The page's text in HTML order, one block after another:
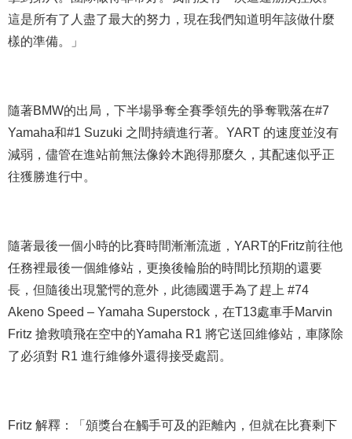
這是所有了人盡了最大的努力，現在我們知道明年該做什麼
樣的準備。」
隨著BMW的出局，下半場爭奪全賽季領先的爭奪戰落在#7
Yamaha和#1 Suzuki 之間持續進行著。YART 的速度並沒有
減弱，儘管在進站前無法像鈴木跑得那麼久，其配速似乎正
往獲勝進行中。
隨著最後一個小時的比賽時間漸漸流逝，YART的Fritz前往他
任務裡最後一個維修站，更換後輪胎的時間比預期的還要
長，但隨後出現驚愕的意外，此德國選手為了趕上 #74
Akeno Speed – Yamaha Superstock，在T13處車手Marvin
Fritz 搶救噴飛在空中的Yamaha R1 將它送回維修站，車隊除
了必須對 R1 進行維修外還得接受處罰。
Fritz 解釋：「頒獎台在觸手可及的距離內，但就在比賽剩下